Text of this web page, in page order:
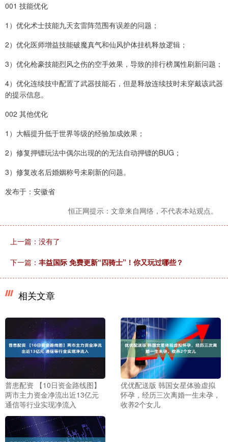
001 技能优化
1）优化术士技能九天玄雷阵范围有误差的问题；
2）优化医师增益技能破魔真气和仙风护体挂机释放逻辑；
3）优化枪豪技能烈风之伤的空手效果，导致的排行榜属性刷新问题；
4）优化连续技中配置了武器技能石，但是释放连续技时未穿戴该武器
的提示信息。
002 其他优化
1）大幅提升低于世界等级的经验加成效果；
2）修复押镖玩法中偶尔出现的的无法自动押镖的BUG；
3）修复改名后婚姻称号未刷新的问题。
发布于：安徽省
恒正网提示：文章来自网络，不代表本站观点。
上一篇：没有了
下一篇： 丰益国际 免费更新“四骑士”！你又玩过哪些？
相关文章
普患配资 【10日资金路线图】
两市主力资金净流出近13亿元
通信等行业实现净流入
优优配送版 韩国女星体验虚拟
怀孕，经历三次离婚一生未孕，
收养2个女儿